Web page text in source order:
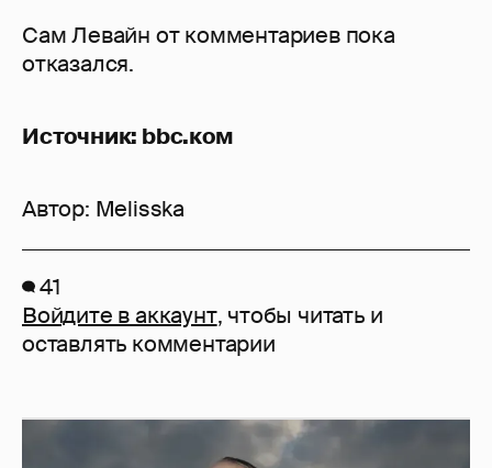
Сам Левайн от комментариев пока
отказался.
Источник: bbc.ком
Автор: Melisska
41
Войдите в аккаунт, чтобы читать и
оставлять комментарии